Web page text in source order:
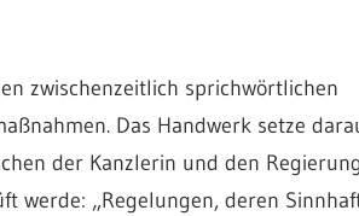
zwischenzeitlich sprichwörtlichen
Das Handwerk setze
der Kanzlerin und den
werde: „Regelungen, deren